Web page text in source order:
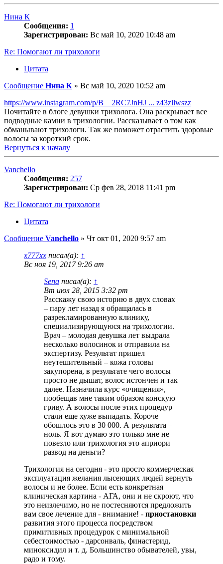
Нина К
Сообщения: 1
Зарегистрирован: Вс май 10, 2020 10:48 am
Re: Помогают ли трихологи
Цитата
Сообщение Нина К » Вс май 10, 2020 10:52 am
https://www.instagram.com/p/B__2RC7JnHJ ... z43zllwszz
Почитайте в блоге девушки трихолога. Она раскрывает все
подводные камни в трихологии. Рассказывает о том как
обманывают трихологи. Так же поможет отрастить здоровые
волосы за короткий срок.
Вернуться к началу
Vanchello
Сообщения: 257
Зарегистрирован: Ср фев 28, 2018 11:41 pm
Re: Помогают ли трихологи
Цитата
Сообщение Vanchello » Чт окт 01, 2020 9:57 am
x777xx писал(а): ↑
Вс ноя 19, 2017 9:26 am
Sena писал(а): ↑
Вт июл 28, 2015 3:32 pm
Расскажу свою историю в двух словах
– пару лет назад я обращалась в
разрекламированную клинику,
специализирующуюся на трихологии.
Врач – молодая девушка лет выдрала
несколько волосинок и отправила на
экспертизу. Результат пришел
неутешительный – кожа головы
закупорена, в результате чего волосы
просто не дышат, волос истончен и так
далее. Назначила курс «очищения»,
пообещав мне таким образом конскую
гриву. А волосы после этих процедур
стали еще хуже выпадать. Короче
обошлось это в 30 000. А результата –
ноль. Я вот думаю это только мне не
повезло или трихология это априори
развод на деньги?
Трихология на сегодня - это просто коммерческая
эксплуатация желания лысеющих людей вернуть
волосы и не более. Если есть конкретная
клиническая картина - АГА, они и не скроют, что
это неизлечимо, но не постесняются предложить
вам свое лечение для - внимание! - приостановки
развития этого процесса посредством
примитивных процедурок с минимальной
себестоимостью - дарсонваль, финастерид,
миноксидил и т. д. Большинство обывателей, увы,
радо и тому.